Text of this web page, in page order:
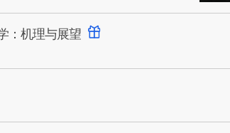
：机理与展望